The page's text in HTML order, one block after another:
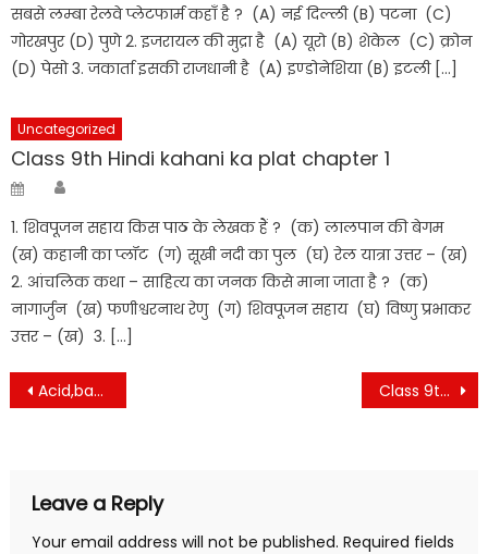
सबसे लम्बा रेलवे प्लेटफार्म कहाँ है ? (A) नई दिल्ली (B) पटना (C)
गोरखपुर (D) पुणे 2. इजरायल की मुद्रा है (A) यूरो (B) शेकेल (C) क्रोन
(D) पेसो 3. जकार्ता इसकी राजधानी है (A) इण्डोनेशिया (B) इटली […]
Uncategorized
Class 9th Hindi kahani ka plat chapter 1
Posted
1. शिवपूजन सहाय किस पाठ के लेखक हैं ? (क) लालपान की बेगम
(ख) कहानी का प्लॉट (ग) सूखी नदी का पुल (घ) रेल यात्रा उत्तर – (ख)
2. आंचलिक कथा – साहित्य का जनक किसे माना जाता है ? (क)
नागार्जुन (ख) फणीश्वरनाथ रेणु (ग) शिवपूजन सहाय (घ) विष्णु प्रभाकर
उत्तर – (ख) 3. […]
Post
Acid,base and Salt pdf , Aml , kshar aur lvn Class 9th Hindi gram git ka mrm chapter 3
Leave a Reply
Your email address will not be published. Required fields